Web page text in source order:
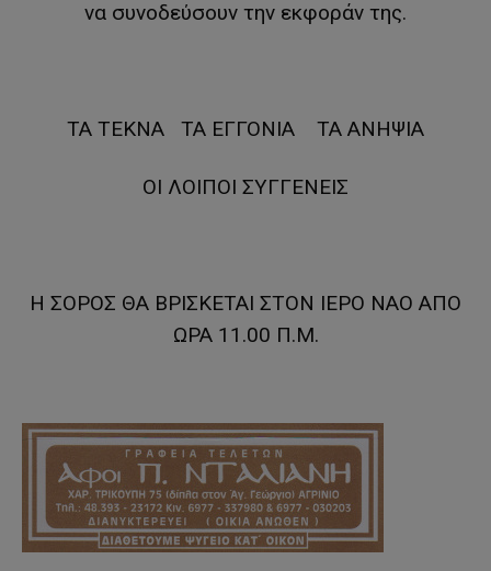
να συνοδεύσουν την εκφοράν της.
ΤΑ ΤΕΚΝΑ ΤΑ ΕΓΓΟΝΙΑ ΤΑ ΑΝΗΨΙΑ
ΟΙ ΛΟΙΠΟΙ ΣΥΓΓΕΝΕΙΣ
Η ΣΟΡΟΣ ΘΑ ΒΡΙΣΚΕΤΑΙ ΣΤΟΝ ΙΕΡΟ ΝΑΟ ΑΠΟ
ΩΡΑ 11.00 Π.Μ.